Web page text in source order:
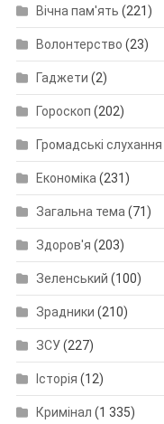
Вічна пам'ять (221)
Волонтерство (23)
Гаджети (2)
Гороскоп (202)
Громадські слухання
Економіка(231)
Загальна тема(71)
Здоров'я (203)
Зеленський (100)
Зрадники (210)
ЗСУ(227)
Історія (12)
Кримінал (1 335)